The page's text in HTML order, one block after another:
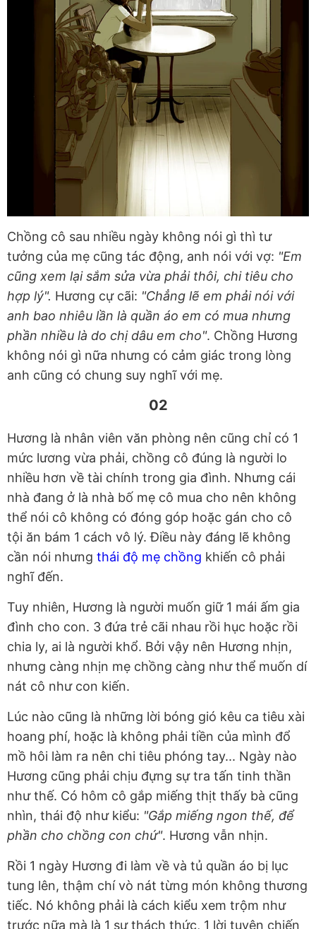
Chồng cô sau nhiều ngày không nói gì thì tư
tưởng của mẹ cũng tác động, anh nói với vợ: "Em
cũng xem lại sắm sửa vừa phải thôi, chi tiêu cho
hợp lý". Hương cự cãi: "Chẳng lẽ em phải nói với
anh bao nhiêu lần là quần áo em có mua nhưng
phần nhiều là do chị dâu em cho". Chồng Hương
không nói gì nữa nhưng có cảm giác trong lòng
anh cũng có chung suy nghĩ với mẹ.
02
Hương là nhân viên văn phòng nên cũng chỉ có 1
mức lương vừa phải, chồng cô đúng là người lo
nhiều hơn về tài chính trong gia đình. Nhưng cái
nhà đang ở là nhà bố mẹ cô mua cho nên không
thể nói cô không có đóng góp hoặc gán cho cô
tội ăn bám 1 cách vô lý. Điều này đáng lẽ không
cần nói nhưng thái độ mẹ chồng khiến cô phải
nghĩ đến.
Tuy nhiên, Hương là người muốn giữ 1 mái ấm gia
đình cho con. 3 đứa trẻ cãi nhau rồi hục hoặc rồi
chia ly, ai là người khổ. Bởi vậy nên Hương nhịn,
nhưng càng nhịn mẹ chồng càng như thể muốn dí
nát cô như con kiến.
Lúc nào cũng là những lời bóng gió kêu ca tiêu xài
hoang phí, hoặc là không phải tiền của mình đổ
mồ hôi làm ra nên chi tiêu phóng tay... Ngày nào
Hương cũng phải chịu đựng sự tra tấn tinh thần
như thế. Có hôm cô gắp miếng thịt thấy bà cũng
nhìn, thái độ như kiểu: "Gắp miếng ngon thế, để
phần cho chồng con chứ". Hương vẫn nhịn.
Rồi 1 ngày Hương đi làm về và tủ quần áo bị lục
tung lên, thậm chí vò nát từng món không thương
tiếc. Nó không phải là cách kiểu xem trộm như
trước nữa mà là 1 sự thách thức, 1 lời tuyên chiến